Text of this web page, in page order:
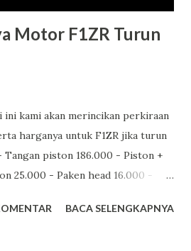
Motor F1ZR Turun
kami akan merincikan perkiraan
harganya untuk F1ZR jika turun
Tangan piston 186.000 - Piston +
25.000 - Paken head 16.000 -
x 2 160.000 - Bubut blok 50.000 -
BACA SELENGKAPNYA